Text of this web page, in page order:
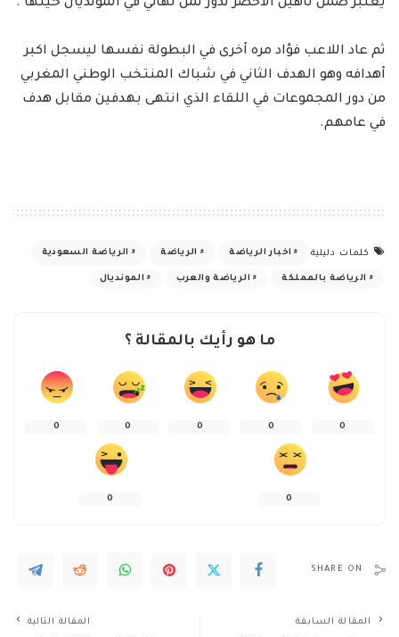
يعتبر ضمن تأهيل الأخضر لدور ثمن نهائي في المونديال حينها .
ثم عاد اللاعب فؤاد مره أخرى في البطولة نفسها ليسجل اكبر
أهدافه وهو الهدف الثاني في شباك المنتخب الوطني المغربي
من دور المجموعات في اللقاء الذي انتهى بهدفين مقابل هدف
في عامهم.
كلمات دليلية اخبار الرياضة الرياضة الرياضة السعودية
الرياضة بالمملكة الرياضة والعرب المونديال
ما هو رأيك بالمقالة ؟
0
0
0
0
0
0
0
SHARE ON
المقالة السابقة المقالة التالية